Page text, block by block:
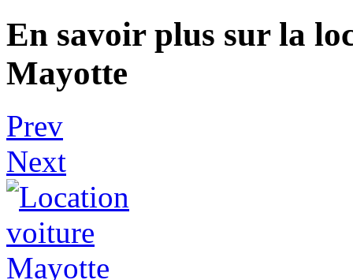
En savoir plus sur la
Mayotte
Prev
Next